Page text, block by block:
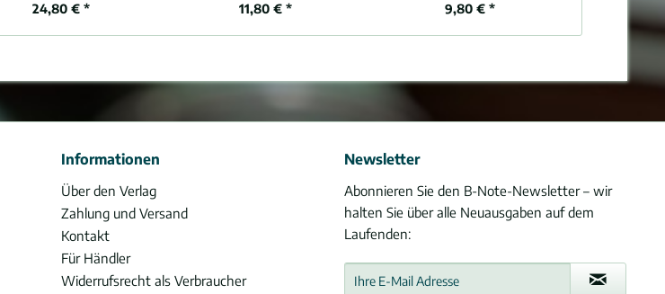
24,80 € * 11,80 € * 9,80 € *
Informationen
Über den Verlag
Zahlung und Versand
Kontakt
Für Händler
Widerrufsrecht als Verbraucher
Newsletter
Abonnieren Sie den B-Note-Newsletter – wir
halten Sie über alle Neuausgaben auf dem
Laufenden: